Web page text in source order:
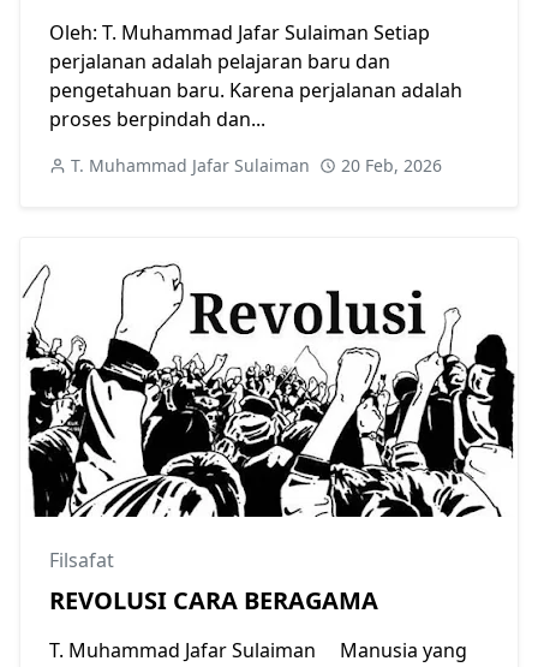
Oleh: T. Muhammad Jafar Sulaiman Setiap
perjalanan adalah pelajaran baru dan
pengetahuan baru. Karena perjalanan adalah
proses berpindah dan...
T. Muhammad Jafar Sulaiman 20 Feb, 2026
Filsafat
REVOLUSI CARA BERAGAMA
T. Muhammad Jafar Sulaiman Manusia yang